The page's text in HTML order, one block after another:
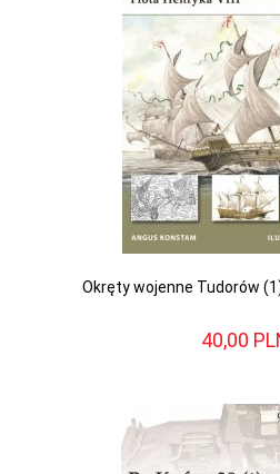
Okręty wojenne Tudorów
40,00